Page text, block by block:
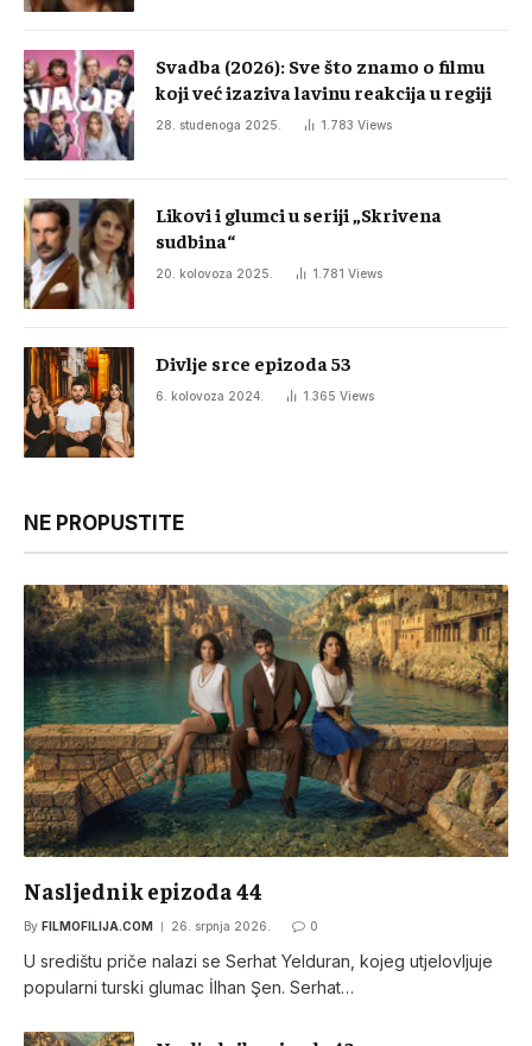
Svadba (2026): Sve što znamo o filmu
koji već izaziva lavinu reakcija u regiji
28. studenoga 2025. 1.783 Views
Likovi i glumci u seriji „Skrivena
sudbina“
20. kolovoza 2025. 1.781 Views
Divlje srce epizoda 53
6. kolovoza 2024. 1.365 Views
NE PROPUSTITE
Nasljednik epizoda 44
By FILMOFILIJA.COM 26. srpnja 2026. 0
U središtu priče nalazi se Serhat Yelduran, kojeg utjelovljuje
popularni turski glumac İlhan Şen. Serhat…